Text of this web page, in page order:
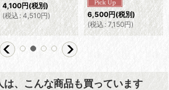
4,100円(税別)
(税込 : 4,510円) 6,500円(税別)
(税込: 7,150円)
は、こんな商品も買っています